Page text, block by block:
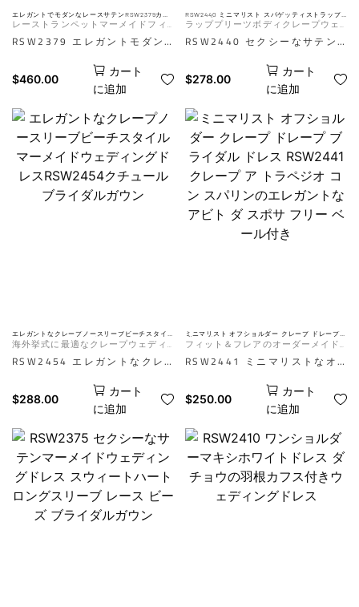
効果はマネキン画像によって異
なります。
は参考用です。実際の効果はマ
ネキン画像によって異なりま
す。
エレガントでモダンなレースサテンRSW2379カッ
トアウトフロントマーメイドウェディングドレ
ス、取り外し可能なトレーン付きエレガントフィ
レーストランペットマーメイドフィ
ットサテンウェディングドレス
RSW2379 エレガントモダン
レースサテン RSW2379 は、
繊細なレースのボディスと滑ら
かなサテンスカート、そして印
象的なカットアウトフロントを
組み合わせた、現代的なマーメ
イドウェディングドレスです。
モダンでロマンチックな雰囲気
を演出します。ボディラインに
真により異なります。
$460.00
カート
に追加
RSW2440 ミニマリスト スパゲッティストラップ
クレープコルセット マーメイド ウェディングドレ
ス ロングトレーン付き
ラッププリーツボディクレープウェ
ディングドレス
RSW2440 セクシーなサテン
マーメイドウェディングドレス
は、魅力的なスウィートハート
ネックラインと、繊細なビーズ
細工で飾られたエレガントなレ
ースのロングスリーブが特徴で
す。滑らかなサテン生地と精巧
なレースのディテールを融合さ
せたこの豪華なブライダルガウ
ンは、特別な日にふさわしい、
美しく洗練されたルックを演出
$278.00
カート
に追加
エレガントなクレープノースリーブビーチスタイ
ルマーメイドウェディングドレスRSW2454クチュ
ールブライダルガウン
海外挙式に最適なクレープウェディ
ングドレス
RSW2454 エレガントなクレ
ープ素材のノースリーブビーチ
スタイルマーメイドウェディン
グドレスRSW2454は、体にぴ
ったりフィットするマーメイド
カットと滑らかで贅沢なクレー
プ素材が、洗練された砂時計の
ようなシルエットを美しく演出
するクチュールブライダルドレ
$288.00
カート
に追加
ミニマリスト オフショルダー クレープ ドレープ
ブライダル ドレス RSW2441 クレープ ア トラペジ
オ コン スパリンのエレガントなアビト ダ スポサ
フリー ベール付き
フィット＆フレアのオーダーメイド
ウェディングドレス
RSW2441 ミニマリストなオ
フショルダー クレープ ドレー
プ ブライダルガウンは、滑ら
かなクレープ素材を使用したモ
ダンで控えめなウェディングド
レスです。優美なトラペーズシ
ルエットで身体を優しく包み込
みます。柔らかなドレープのオ
$250.00
カート
に追加